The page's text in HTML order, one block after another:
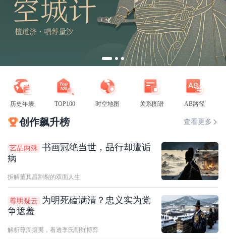
历史年表 TOP100 时空地图 关系图谱 AB路径
创作飙升榜 查看更多
艺品两殊 书画冠绝当世，品行却遭诟
病
拆解董其昌割裂的双面人生
尊明疑云
为明死磕满清？忠义实为党
争遮羞
解析尊周攘夷，看透李氏朝鲜博弈